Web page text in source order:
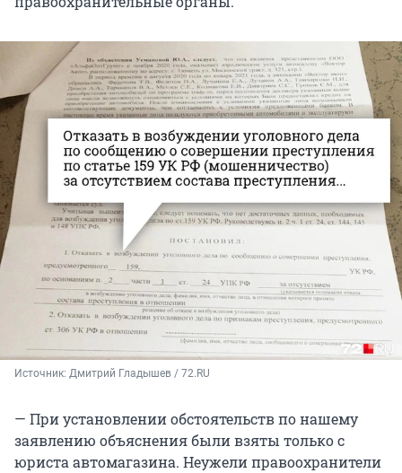
Источник: Дмитрий Гладышев / 72.RU
— При установлении обстоятельств по нашему
заявлению объяснения были взяты только с
юриста автомагазина. Неужели правоохранители